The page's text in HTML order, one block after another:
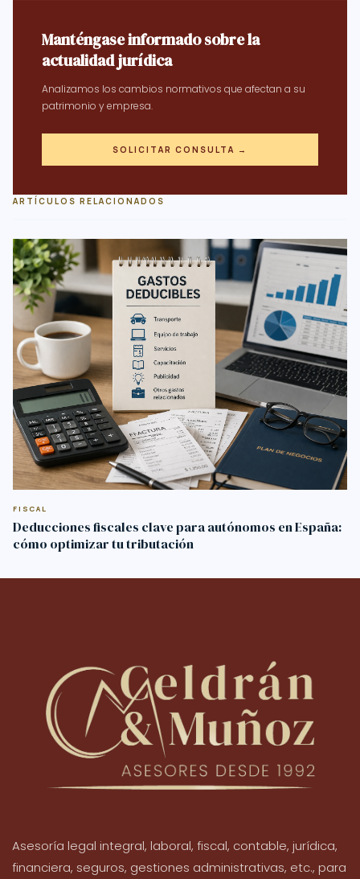
Manténgase informado sobre la
actualidad jurídica
Analizamos los cambios normativos que afectan a su
patrimonio y empresa.
SOLICITAR CONSULTA →
ARTÍCULOS RELACIONADOS
FISCAL
Deducciones fiscales clave para autónomos en España:
cómo optimizar tu tributación
Asesoría legal integral, laboral, fiscal, contable, jurídica,
financiera, seguros, gestiones administrativas, etc., para